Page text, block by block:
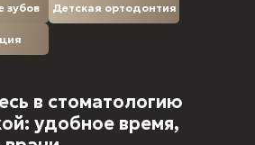
зубов Детская ортодонтия
в стоматологию
удобное время,